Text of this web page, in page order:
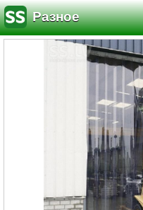
Разное